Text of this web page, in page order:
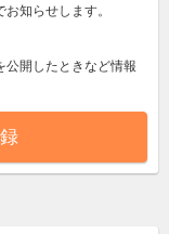
知らせします。
公開したときなど情報